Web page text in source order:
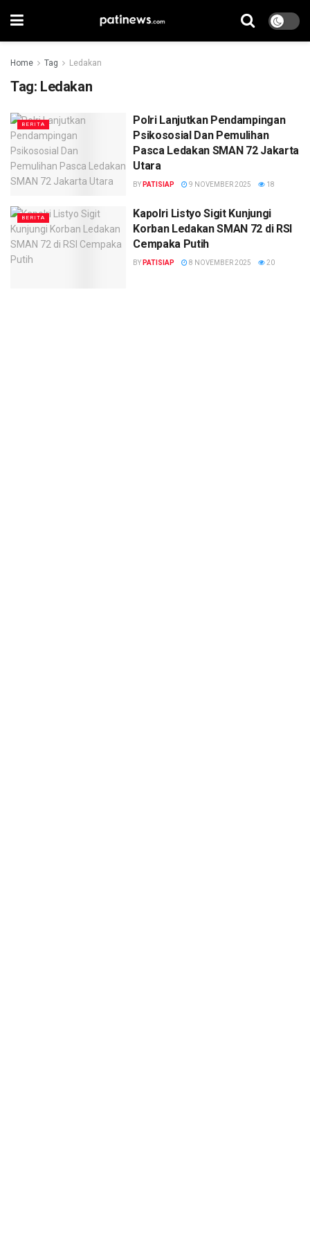
Home Tag Ledakan
Tag: Ledakan
BERITA
Polri Lanjutkan Pendampingan
Psikososial Dan Pemulihan
Pasca Ledakan SMAN 72 Jakarta
Utara
BY PATISIAP 9 NOVEMBER 2025 18
BERITA
Kapolri Listyo Sigit Kunjungi
Korban Ledakan SMAN 72 di RSI
Cempaka Putih
BY PATISIAP 8 NOVEMBER 2025 20